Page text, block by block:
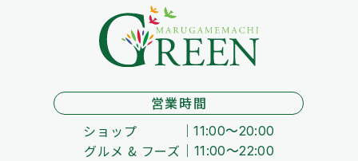
営業時間
ショップ
11:00～20:00
グルメ & フーズ 11:00～22:00